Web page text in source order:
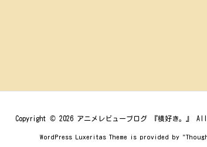
Copyright © 2026 アニメレビューブログ 『横好き。』 All
WordPress Luxeritas Theme is provided by "